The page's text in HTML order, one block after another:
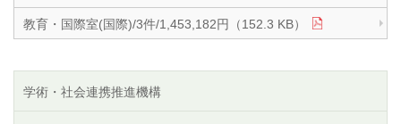
教育・国際室(国際)/3件/1,453,182円（152.3 KB）
学術・社会連携推進機構